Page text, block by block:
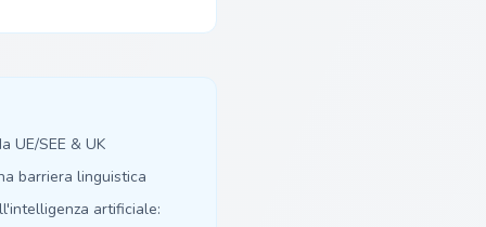
UE/SEE & UK
barriera linguistica
artificiale: